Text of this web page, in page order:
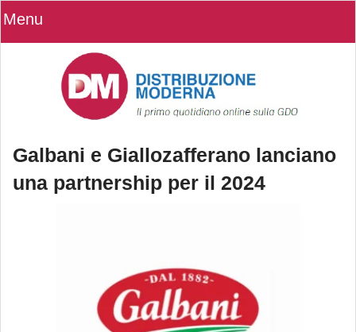
Menu
Galbani e Giallozafferano lanciano
una partnership per il 2024